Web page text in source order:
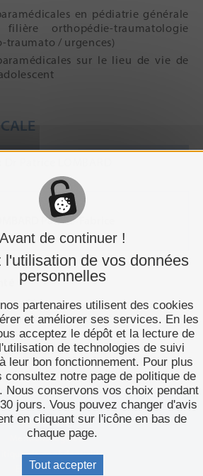
en pédiatrie générale
orthopédie-traumatologie
traumato / urgences)
sur le lieu de vie de
Patrice-Fabrice
moulins-yzeure.fr
Plan du site
Mentions légales
de confidentialité
Espace presse
Avant de continuer !
l'utilisation de vos données
personnelles
partenaires utilisent des cookies
et améliorer ses services. En les
acceptez le dépôt et la lecture de
de technologies de suivi
leur bon fonctionnement. Pour plus
consultez notre page de politique de
Nous conservons vos choix pendant
jours. Vous pouvez changer d'avis
en cliquant sur l'icône en bas de
chaque page.
Tout accepter